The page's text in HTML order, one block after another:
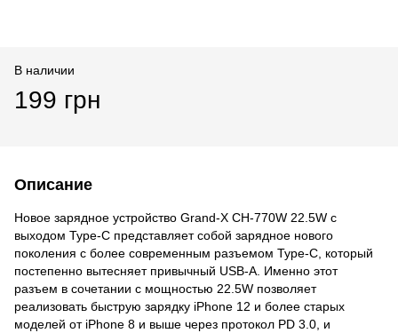
В наличии
199 грн
Описание
Новое зарядное устройство Grand-X CH-770W 22.5W с
выходом Type-C представляет собой зарядное нового
поколения с более современным разъемом Type-C, который
постепенно вытесняет привычный USB-A. Именно этот
разъем в сочетании с мощностью 22.5W позволяет
реализовать быструю зарядку іPhone 12 и более старых
моделей от iPhone 8 и выше через протокол PD 3.0, и